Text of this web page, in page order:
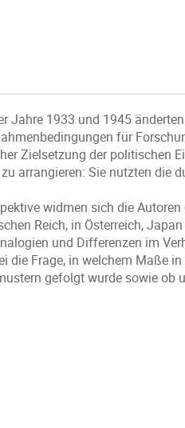
Jahre 1933 und 1945
für
Zielsetzung der politischen
arrangieren: Sie nutzten
widmen sich die
Reich, in Österreich,
und Differenzen im
die Frage, in welchem Maße
gefolgt wurde sowie ob